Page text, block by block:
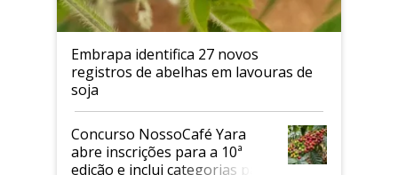
Embrapa identifica 27 novos
registros de abelhas em lavouras de
soja
Concurso NossoCafé Yara
abre inscrições para a 10ª
edição e inclui categorias para